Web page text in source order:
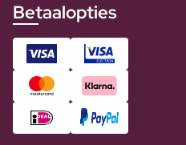
Betaalopties